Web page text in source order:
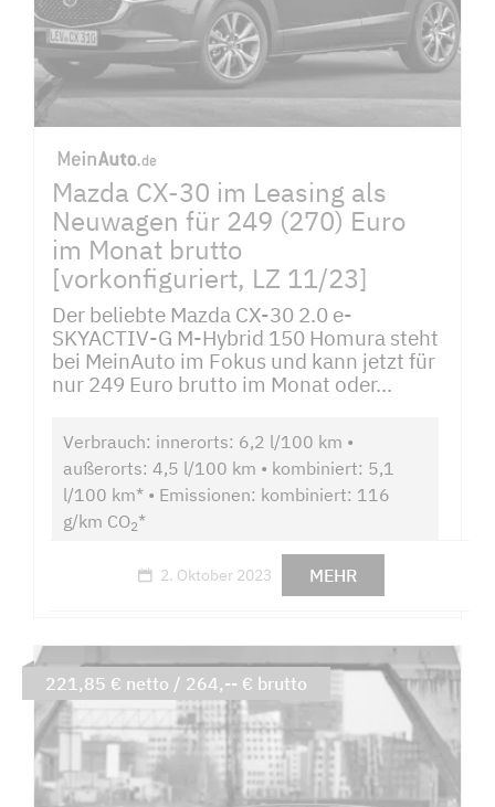
Mazda CX-30 im Leasing als
Neuwagen für 249 (270) Euro
im Monat brutto
[vorkonfiguriert, LZ 11/23]
Der beliebte Mazda CX-30 2.0 e-
SKYACTIV-G M-Hybrid 150 Homura steht
bei MeinAuto im Fokus und kann jetzt für
nur 249 Euro brutto im Monat oder...
Verbrauch: innerorts: 6,2 l/100 km •
außerorts: 4,5 l/100 km • kombiniert: 5,1
l/100 km* • Emissionen: kombiniert: 116
g/km CO2*
2. Oktober 2023 MEHR
221,85 € netto / 264,-- € brutto